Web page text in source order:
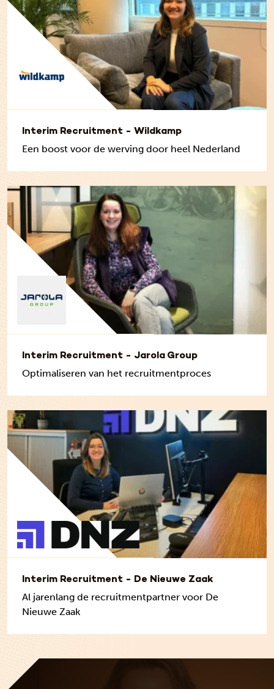
Interim Recruitment - Wildkamp
Een boost voor de werving door heel Nederland
Interim Recruitment - Jarola Group
Optimaliseren van het recruitmentproces
Interim Recruitment - De Nieuwe Zaak
Al jarenlang de recruitmentpartner voor De
Nieuwe Zaak